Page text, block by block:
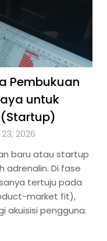
Pembukuan
untuk
2026
baru atau startup
adrenalin. Di fase
tertuju pada
market fit),
akuisisi pengguna.